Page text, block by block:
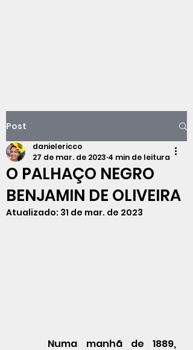
Post
O PALHAÇO NEGRO
BENJAMIN DE OLIVEIRA
danielericco
27 de mar. de 2023 4 min de leitura
Atualizado: 31 de mar. de 2023